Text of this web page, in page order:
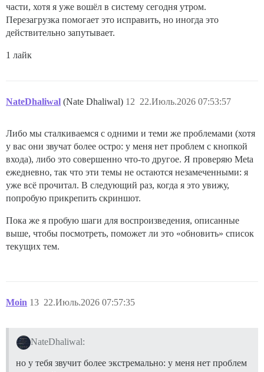
части, хотя я уже вошёл в систему сегодня утром.
Перезагрузка помогает это исправить, но иногда это
действительно запутывает.
1 лайк
NateDhaliwal (Nate Dhaliwal) 22.Июль.2026 07:53:57
12
Либо мы сталкиваемся с одними и теми же проблемами (хотя
у вас они звучат более остро: у меня нет проблем с кнопкой
входа), либо это совершенно что-то другое. Я проверяю Meta
ежедневно, так что эти темы не остаются незамеченными: я
уже всё прочитал. В следующий раз, когда я это увижу,
попробую прикрепить скриншот.
Пока же я пробую шаги для воспроизведения, описанные
выше, чтобы посмотреть, поможет ли это «обновить» список
текущих тем.
Moin 22.Июль.2026 07:57:35
13
NateDhaliwal:
но у тебя звучит более экстремально: у меня нет проблем